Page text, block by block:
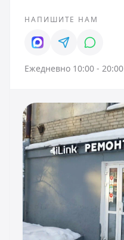
НАПИШИТЕ НАМ
Ежедневно 10:00 - 20:00